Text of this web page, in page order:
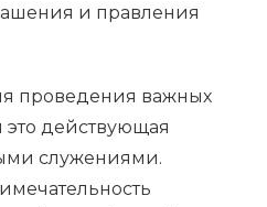
и правления
проведения важных
действующая
служениями.